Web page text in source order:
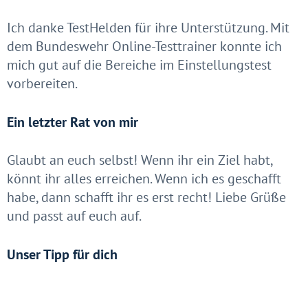
Ich danke TestHelden für ihre Unterstützung. Mit
dem Bundeswehr Online-Testtrainer konnte ich
mich gut auf die Bereiche im Einstellungstest
vorbereiten.
Ein letzter Rat von mir
Glaubt an euch selbst! Wenn ihr ein Ziel habt,
könnt ihr alles erreichen. Wenn ich es geschafft
habe, dann schafft ihr es erst recht! Liebe Grüße
und passt auf euch auf.
Unser Tipp für dich